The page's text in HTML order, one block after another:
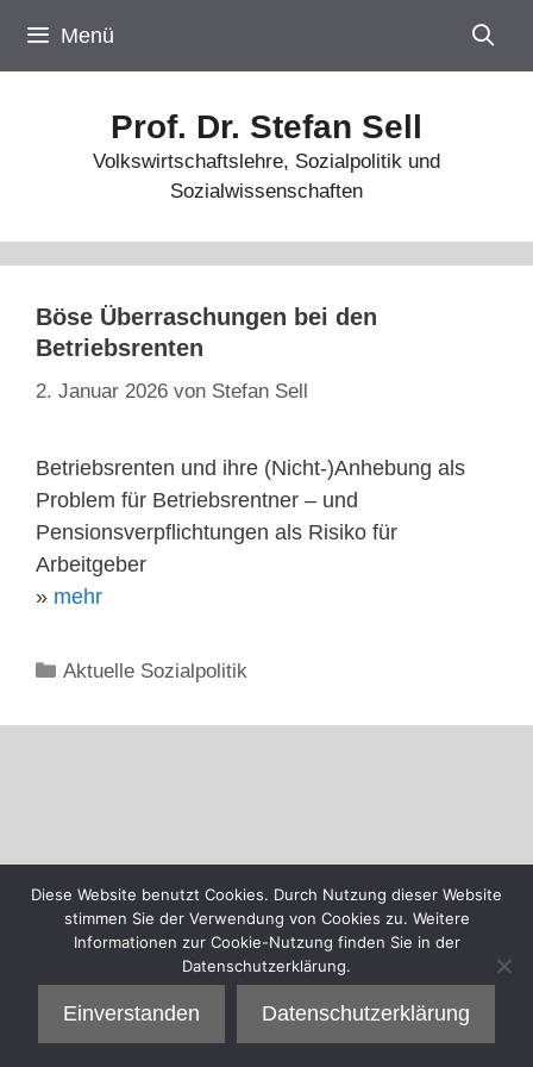
Inhalt
springen
Menü
Prof. Dr. Stefan Sell
Volkswirtschaftslehre, Sozialpolitik und
Sozialwissenschaften
Böse Überraschungen bei den
Betriebsrenten
2. Januar 2026 von Stefan Sell
Betriebsrenten und ihre (Nicht-)Anhebung als
Problem für Betriebsrentner – und
Pensionsverpflichtungen als Risiko für
Arbeitgeber
» mehr
Kategorien
Aktuelle Sozialpolitik
Diese Website benutzt Cookies. Durch Nutzung dieser Website
stimmen Sie der Verwendung von Cookies zu. Weitere
Informationen zur Cookie-Nutzung finden Sie in der
Datenschutzerklärung.
Einverstanden Datenschutzerklärung